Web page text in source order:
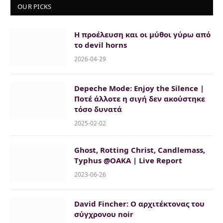
OUR PICKS
Η προέλευση και οι μύθοι γύρω από
το devil horns
2026-04-29
Depeche Mode: Enjoy the Silence |
Ποτέ άλλοτε η σιγή δεν ακούστηκε
τόσο δυνατά
2025-02-02
Ghost, Rotting Christ, Candlemass,
Typhus @OAKA | Live Report
2023-06-26
David Fincher: O αρχιτέκτονας του
σύγχρονου noir